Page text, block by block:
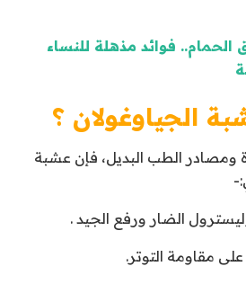
فوائد مذهلة للنساء
الجياوغولان ؟
الطب البديل، فإن عشبة
الضار ورفع الجيد .
مقاومة التوتر.